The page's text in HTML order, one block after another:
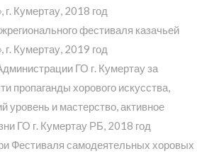
г. Кумертау, 2018 год
фестиваля казачьей
г. Кумертау, 2019 год
ГО г. Кумертау за
пропаганды хорового искусства,
уровень и мастерство, активное
ГО г. Кумертау РБ, 2018 год
Фестиваля самодеятельных хоровых